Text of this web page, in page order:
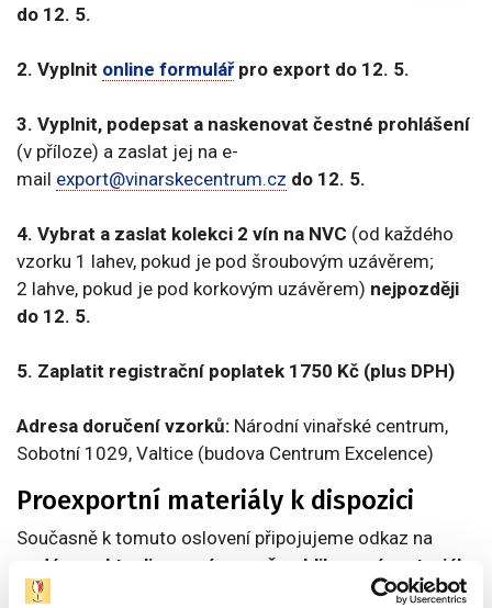
do 12. 5.
2. Vyplnit online formulářpro export do 12. 5.
3. Vyplnit, podepsat a naskenovat čestné prohlášení
(v příloze) a zaslat jej na e-
mail export@vinarskecentrum.cz do 12. 5.
4. Vybrat a zaslat kolekci 2 vín na NVC (od každého
vzorku 1 lahev, pokud je pod šroubovým uzávěrem;
2 lahve, pokud je pod korkovým uzávěrem) nejpozději
do 12. 5.
5. Zaplatit registrační poplatek 1750 Kč (plus DPH)
Adresa doručení vzorků: Národní vinařské centrum,
Sobotní 1029, Valtice (budova Centrum Excelence)
Proexportní materiály k dispozici
Současně k tomuto oslovení připojujeme odkaz na
nedávno aktualizované a nově publikované materiály
které považujeme za aktuální a užitečné pro vinařství se